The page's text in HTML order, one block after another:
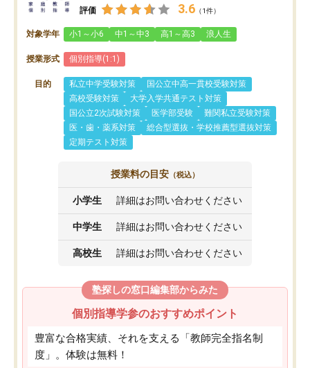
評価 3.6 （1件）
対象学年 小1～小6 中1～中3 高1～高3 浪人生
授業形式 個別指導(1:1)
目的 私立中学受験対策
国公立中高一貫校受験対策
高校受験対策
大学入学共通テスト対策
国公立2次試験対策
医学部受験
難関私立受験対策
医・歯・薬系対策
総合型選抜・学校推薦型選抜対策
定期テスト対策
授業料の目安 （税込）
小学生 詳細はお問い合わせください
中学生 詳細はお問い合わせください
高校生 詳細はお問い合わせください
塾探しの窓口編集部からみた
個別指導学参のおすすめポイント
豊富な合格実績、それを支える「教師完全指名制
度」。体験は無料！